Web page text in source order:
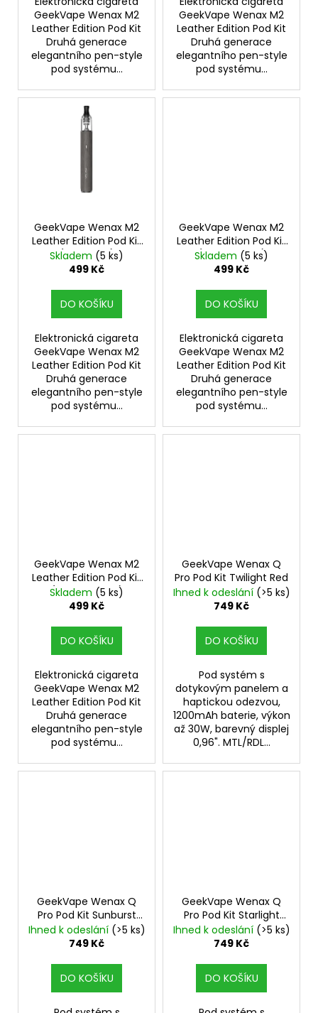
GeekVape Wenax M2
Leather Edition Pod Kit
Druhá generace
elegantního pen-style
pod systému...
GeekVape Wenax M2
Leather Edition Pod Kit
Druhá generace
elegantního pen-style
pod systému...
GeekVape Wenax M2
Leather Edition Pod Kit
(Oak Grey)
Skladem (5 ks)
499 Kč
DO KOŠÍKU
Elektronická cigareta
GeekVape Wenax M2
Leather Edition Pod Kit
Druhá generace
elegantního pen-style
pod systému...
GeekVape Wenax M2
Leather Edition Pod Kit
(Terra Brown)
Skladem (5 ks)
499 Kč
DO KOŠÍKU
Elektronická cigareta
GeekVape Wenax M2
Leather Edition Pod Kit
Druhá generace
elegantního pen-style
pod systému...
GeekVape Wenax M2
Leather Edition Pod Kit
(Harvest Gold)
Skladem (5 ks)
499 Kč
DO KOŠÍKU
Elektronická cigareta
GeekVape Wenax M2
Leather Edition Pod Kit
Druhá generace
elegantního pen-style
pod systému...
GeekVape Wenax Q
Pro Pod Kit Twilight Red
Ihned k odeslání (>5 ks)
749 Kč
DO KOŠÍKU
Pod systém s
dotykovým panelem a
haptickou odezvou,
1200mAh baterie, výkon
až 30W, barevný displej
0,96". MTL/RDL...
GeekVape Wenax Q
Pro Pod Kit Sunburst
Gold
Ihned k odeslání (>5 ks)
749 Kč
DO KOŠÍKU
GeekVape Wenax Q
Pro Pod Kit Starlight
Grey
Ihned k odeslání (>5 ks)
749 Kč
DO KOŠÍKU